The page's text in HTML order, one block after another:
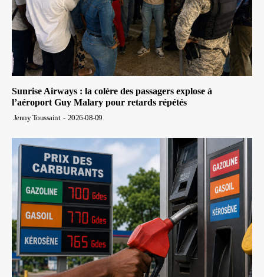
Sunrise Airways : la colère des passagers explose à
l’aéroport Guy Malary pour retards répétés
Jenny Toussaint - 2026-08-09